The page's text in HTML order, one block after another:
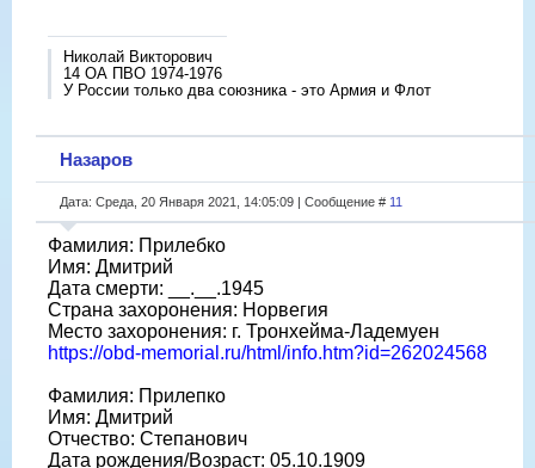
Николай Викторович
14 ОА ПВО 1974-1976
У России только два союзника - это Армия и Флот
Назаров
Дата: Среда, 20 Января 2021, 14:05:09 | Сообщение # 11
Фамилия: Прилебко
Имя: Дмитрий
Дата смерти: __.__.1945
Страна захоронения: Норвегия
Место захоронения: г. Тронхейма-Ладемуен
https://obd-memorial.ru/html/info.htm?id=262024568
Фамилия: Прилепко
Имя: Дмитрий
Отчество: Степанович
Дата рождения/Возраст: 05.10.1909